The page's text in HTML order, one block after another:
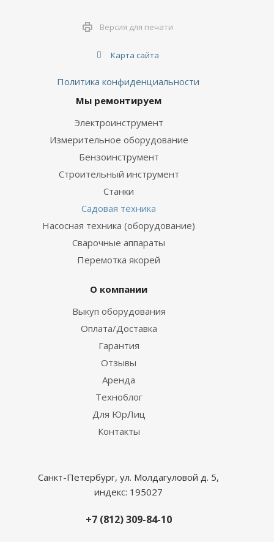
Версия для печати
Карта сайта
Политика конфиденциальности
Мы ремонтируем
Электроинструмент
Измерительное оборудование
Бензоинструмент
Строительный инструмент
Станки
Садовая техника
Насосная техника (оборудование)
Сварочные аппараты
Перемотка якорей
О компании
Выкуп оборудования
Оплата/Доставка
Гарантия
Отзывы
Аренда
Техноблог
Для ЮрЛиц
Контакты
Санкт-Петербург, ул. Молдагуловой д. 5,
индекс: 195027
+7 (812) 309-84-10